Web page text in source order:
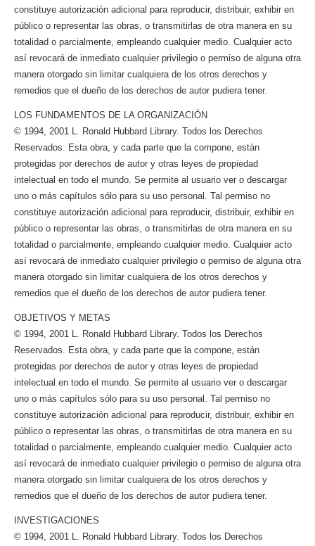
constituye autorización adicional para reproducir, distribuir, exhibir en
público o representar las obras, o transmitirlas de otra manera en su
totalidad o parcialmente, empleando cualquier medio. Cualquier acto
así revocará de inmediato cualquier privilegio o permiso de alguna otra
manera otorgado sin limitar cualquiera de los otros derechos y
remedios que el dueño de los derechos de autor pudiera tener.
LOS FUNDAMENTOS DE LA ORGANIZACIÓN
© 1994, 2001 L. Ronald Hubbard Library. Todos los Derechos
Reservados. Esta obra, y cada parte que la compone, están
protegidas por derechos de autor y otras leyes de propiedad
intelectual en todo el mundo. Se permite al usuario ver o descargar
uno o más capítulos sólo para su uso personal. Tal permiso no
constituye autorización adicional para reproducir, distribuir, exhibir en
público o representar las obras, o transmitirlas de otra manera en su
totalidad o parcialmente, empleando cualquier medio. Cualquier acto
así revocará de inmediato cualquier privilegio o permiso de alguna otra
manera otorgado sin limitar cualquiera de los otros derechos y
remedios que el dueño de los derechos de autor pudiera tener.
OBJETIVOS Y METAS
© 1994, 2001 L. Ronald Hubbard Library. Todos los Derechos
Reservados. Esta obra, y cada parte que la compone, están
protegidas por derechos de autor y otras leyes de propiedad
intelectual en todo el mundo. Se permite al usuario ver o descargar
uno o más capítulos sólo para su uso personal. Tal permiso no
constituye autorización adicional para reproducir, distribuir, exhibir en
público o representar las obras, o transmitirlas de otra manera en su
totalidad o parcialmente, empleando cualquier medio. Cualquier acto
así revocará de inmediato cualquier privilegio o permiso de alguna otra
manera otorgado sin limitar cualquiera de los otros derechos y
remedios que el dueño de los derechos de autor pudiera tener.
INVESTIGACIONES
© 1994, 2001 L. Ronald Hubbard Library. Todos los Derechos